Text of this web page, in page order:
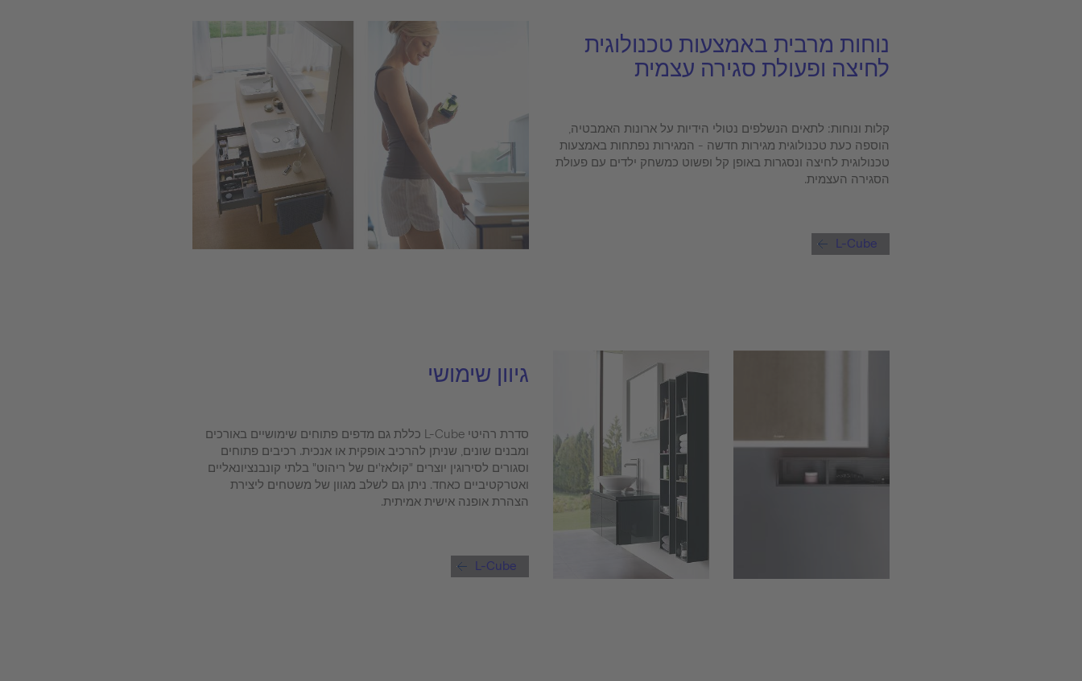
נוחות מרבית באמצעות טכנולוגית
לחיצה ופעולת סגירה עצמית
קלות ונוחות: לתאים הנשלפים נטולי הידיות על ארונות האמבטיה,
הוספה כעת טכנולוגית מגירות חדשה - המגירות נפתחות באמצעות
טכנולוגית לחיצה ונסגרות באופן קל ופשוט כמשחק ילדים עם פעולת
הסגירה העצמית.
L-Cube
גיוון שימושי
סדרת רהיטי L-Cube כללת גם מדפים פתוחים שימושיים באורכים
ומבנים שונים, שניתן להרכיב אופקית או אנכית. רכיבים פתוחים
וסגורים לסירוגין יוצרים "קולאז'ים של ריהוט" בלתי קונבנציונאליים
ואטרקטיביים כאחד. ניתן גם לשלב מגוון של משטחים ליצירת
הצהרת אופנה אישית אמיתית.
L-Cube